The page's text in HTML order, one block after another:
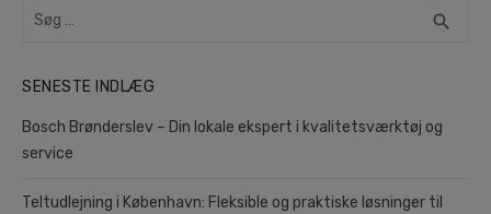
indlæg
Search
search
SENESTE INDLÆG
Bosch Brønderslev – Din lokale ekspert i kvalitetsværktøj og
service
Teltudlejning i København: Fleksible og praktiske løsninger til